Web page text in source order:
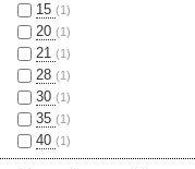
15 (1)
20 (1)
21 (1)
28 (1)
30 (1)
35 (1)
40 (1)